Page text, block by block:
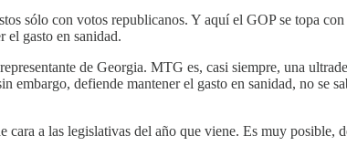
sólo con votos republicanos. Y aquí el GOP se topa
el gasto en sanidad.
de Georgia. MTG es, casi siempre, una
embargo, defiende mantener el gasto en sanidad, no se
a las legislativas del año que viene. Es muy posible,